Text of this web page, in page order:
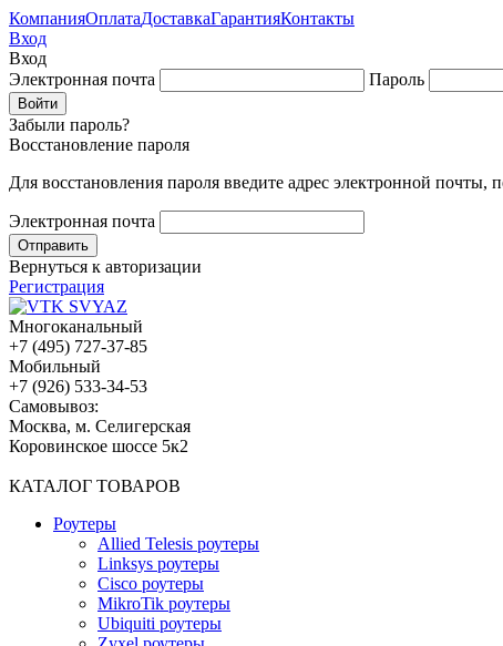
КомпанияОплатаДоставкаГарантияКонтакты
Вход
Вход
Электронная почта
Пароль
Забыли пароль?
Восстановление пароля
Для восстановления пароля введите адрес электронной
Электронная почта
Вернуться к авторизации
Регистрация
Многоканальный
+7 (495) 727-37-85
Мобильный
+7 (926) 533-34-53
Cамовывоз:
Москва, м. Селигерская
Коровинское шоссе 5к2
КАТАЛОГ ТОВАРОВ
Роутеры
Allied Telesis роутеры
Linksys роутеры
Cisco роутеры
MikroTik роутеры
Ubiquiti роутеры